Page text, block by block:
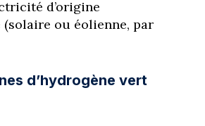
d’origine
ou éolienne, par
d’hydrogène vert